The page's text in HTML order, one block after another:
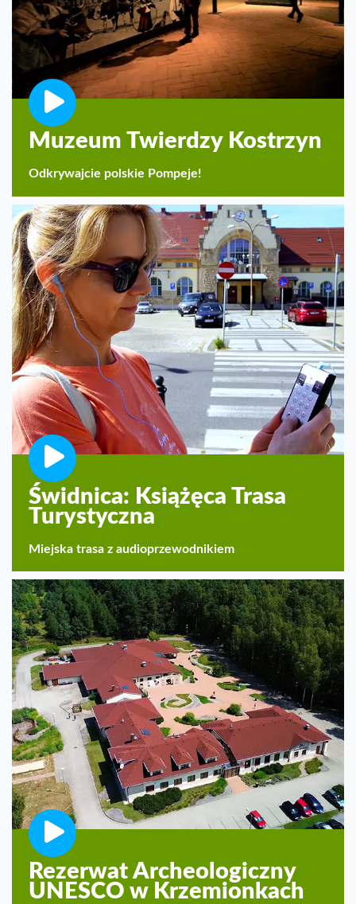
Muzeum Twierdzy Kostrzyn
Odkrywajcie polskie Pompeje!
Świdnica: Książęca Trasa
Turystyczna
Miejska trasa z audioprzewodnikiem
Rezerwat Archeologiczny
UNESCO w Krzemionkach